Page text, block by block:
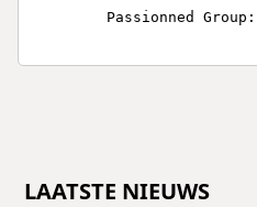
Passionned
LAATSTE NIEUWS